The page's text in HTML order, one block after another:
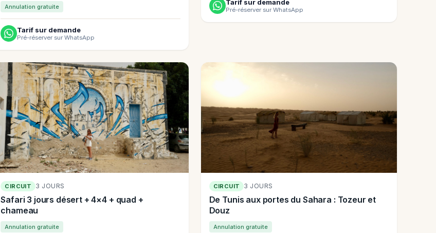
Annulation gratuite
Tarif sur demande
Pré-réserver sur WhatsApp
Tarif sur demande
Pré-réserver sur WhatsApp
CIRCUIT 3 JOURS
Safari 3 jours désert + 4×4 + quad +
chameau
Annulation gratuite
CIRCUIT 3 JOURS
De Tunis aux portes du Sahara : Tozeur et
Douz
Annulation gratuite